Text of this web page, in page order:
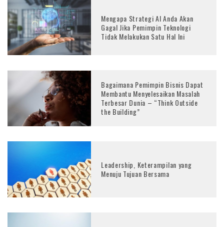
Mengapa Strategi AI Anda Akan
Gagal Jika Pemimpin Teknologi
Tidak Melakukan Satu Hal Ini
Bagaimana Pemimpin Bisnis Dapat
Membantu Menyelesaikan Masalah
Terbesar Dunia – “Think Outside
the Building”
Leadership, Keterampilan yang
Menuju Tujuan Bersama